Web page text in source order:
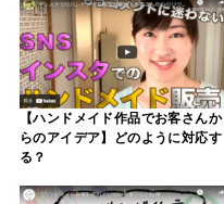
【ハンドメイド作品でお客さんか
らのアイデア】どのように対応す
る？